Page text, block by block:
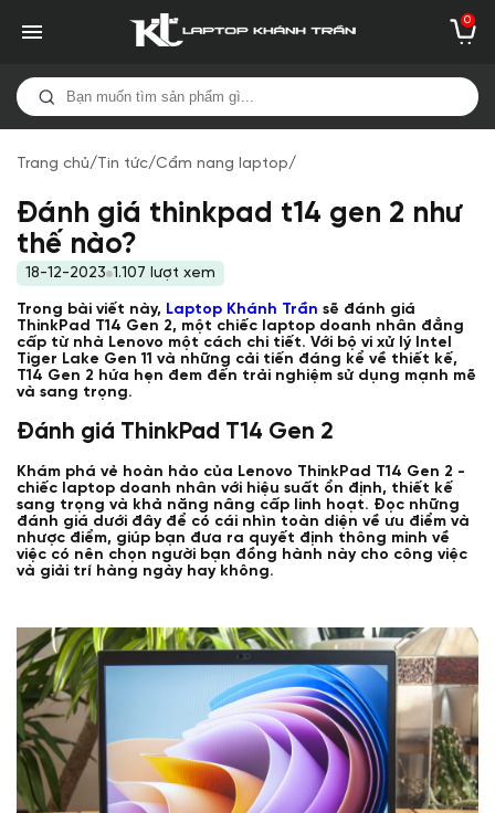
0
Trang chủ/Tin tức/Cẩm nang laptop/
Đánh giá thinkpad t14 gen 2 như
thế nào?
18-12-2023 1.107 lượt xem
Trong bài viết này, Laptop Khánh Trần sẽ đánh giá
ThinkPad T14 Gen 2, một chiếc laptop doanh nhân đẳng
cấp từ nhà Lenovo một cách chi tiết. Với bộ vi xử lý Intel
Tiger Lake Gen 11 và những cải tiến đáng kể về thiết kế,
T14 Gen 2 hứa hẹn đem đến trải nghiệm sử dụng mạnh mẽ
và sang trọng.
Đánh giá ThinkPad T14 Gen 2
Khám phá vẻ hoàn hảo của Lenovo ThinkPad T14 Gen 2 -
chiếc laptop doanh nhân với hiệu suất ổn định, thiết kế
sang trọng và khả năng nâng cấp linh hoạt. Đọc những
đánh giá dưới đây để có cái nhìn toàn diện về ưu điểm và
nhược điểm, giúp bạn đưa ra quyết định thông minh về
việc có nên chọn người bạn đồng hành này cho công việc
và giải trí hàng ngày hay không.